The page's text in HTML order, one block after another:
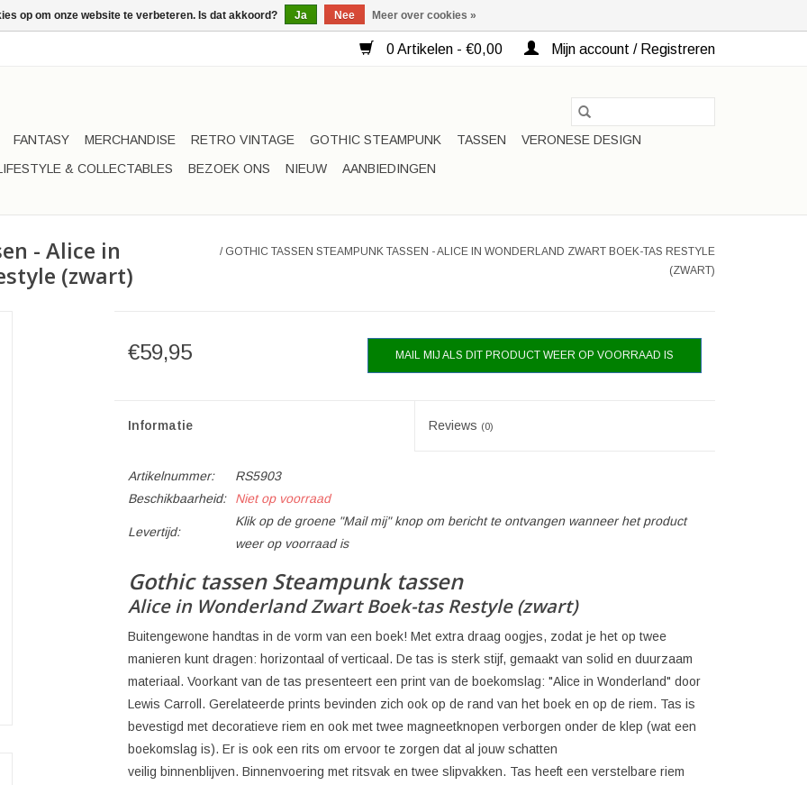
0 Artikelen - €0,00 Mijn account / Registreren
FANTASY MERCHANDISE RETRO VINTAGE GOTHIC STEAMPUNK TASSEN
VERONESE DESIGN
& COLLECTABLES
BEZOEK ONS NIEUW AANBIEDINGEN
- Alice in
(zwart)
/ GOTHIC TASSEN STEAMPUNK TASSEN - ALICE IN WONDERLAND ZWART BOEK-TAS RESTYLE
(ZWART)
€59,95 MAIL MIJ ALS DIT PRODUCT WEER OP VOORRAAD IS
Informatie Reviews (0)
Artikelnummer:
RS5903
Beschikbaarheid:
Niet op voorraad
Levertijd:
Klik op de groene "Mail mij" knop om bericht te ontvangen wanneer het product
weer op voorraad is
Gothic tassen Steampunk tassen
Alice in Wonderland Zwart Boek-tas Restyle (zwart)
Buitengewone handtas in de vorm van een boek! Met extra draag oogjes, zodat je het op twee
manieren kunt dragen: horizontaal of verticaal. De tas is sterk stijf, gemaakt van solid en duurzaam
materiaal. Voorkant van de tas presenteert een print van de boekomslag: "Alice in Wonderland" door
Lewis Carroll. Gerelateerde prints bevinden zich ook op de rand van het boek en op de riem. Tas is
bevestigd met decoratieve riem en ook met twee magneetknopen verborgen onder de klep (wat een
boekomslag is). Er is ook een rits om ervoor te zorgen dat al jouw schatten
veilig binnenblijven. Binnenvoering met ritsvak en twee slipvakken. Tas heeft een verstelbare riem
op om onze website te verbeteren. Is dat akkoord? Ja Nee Meer over cookies »